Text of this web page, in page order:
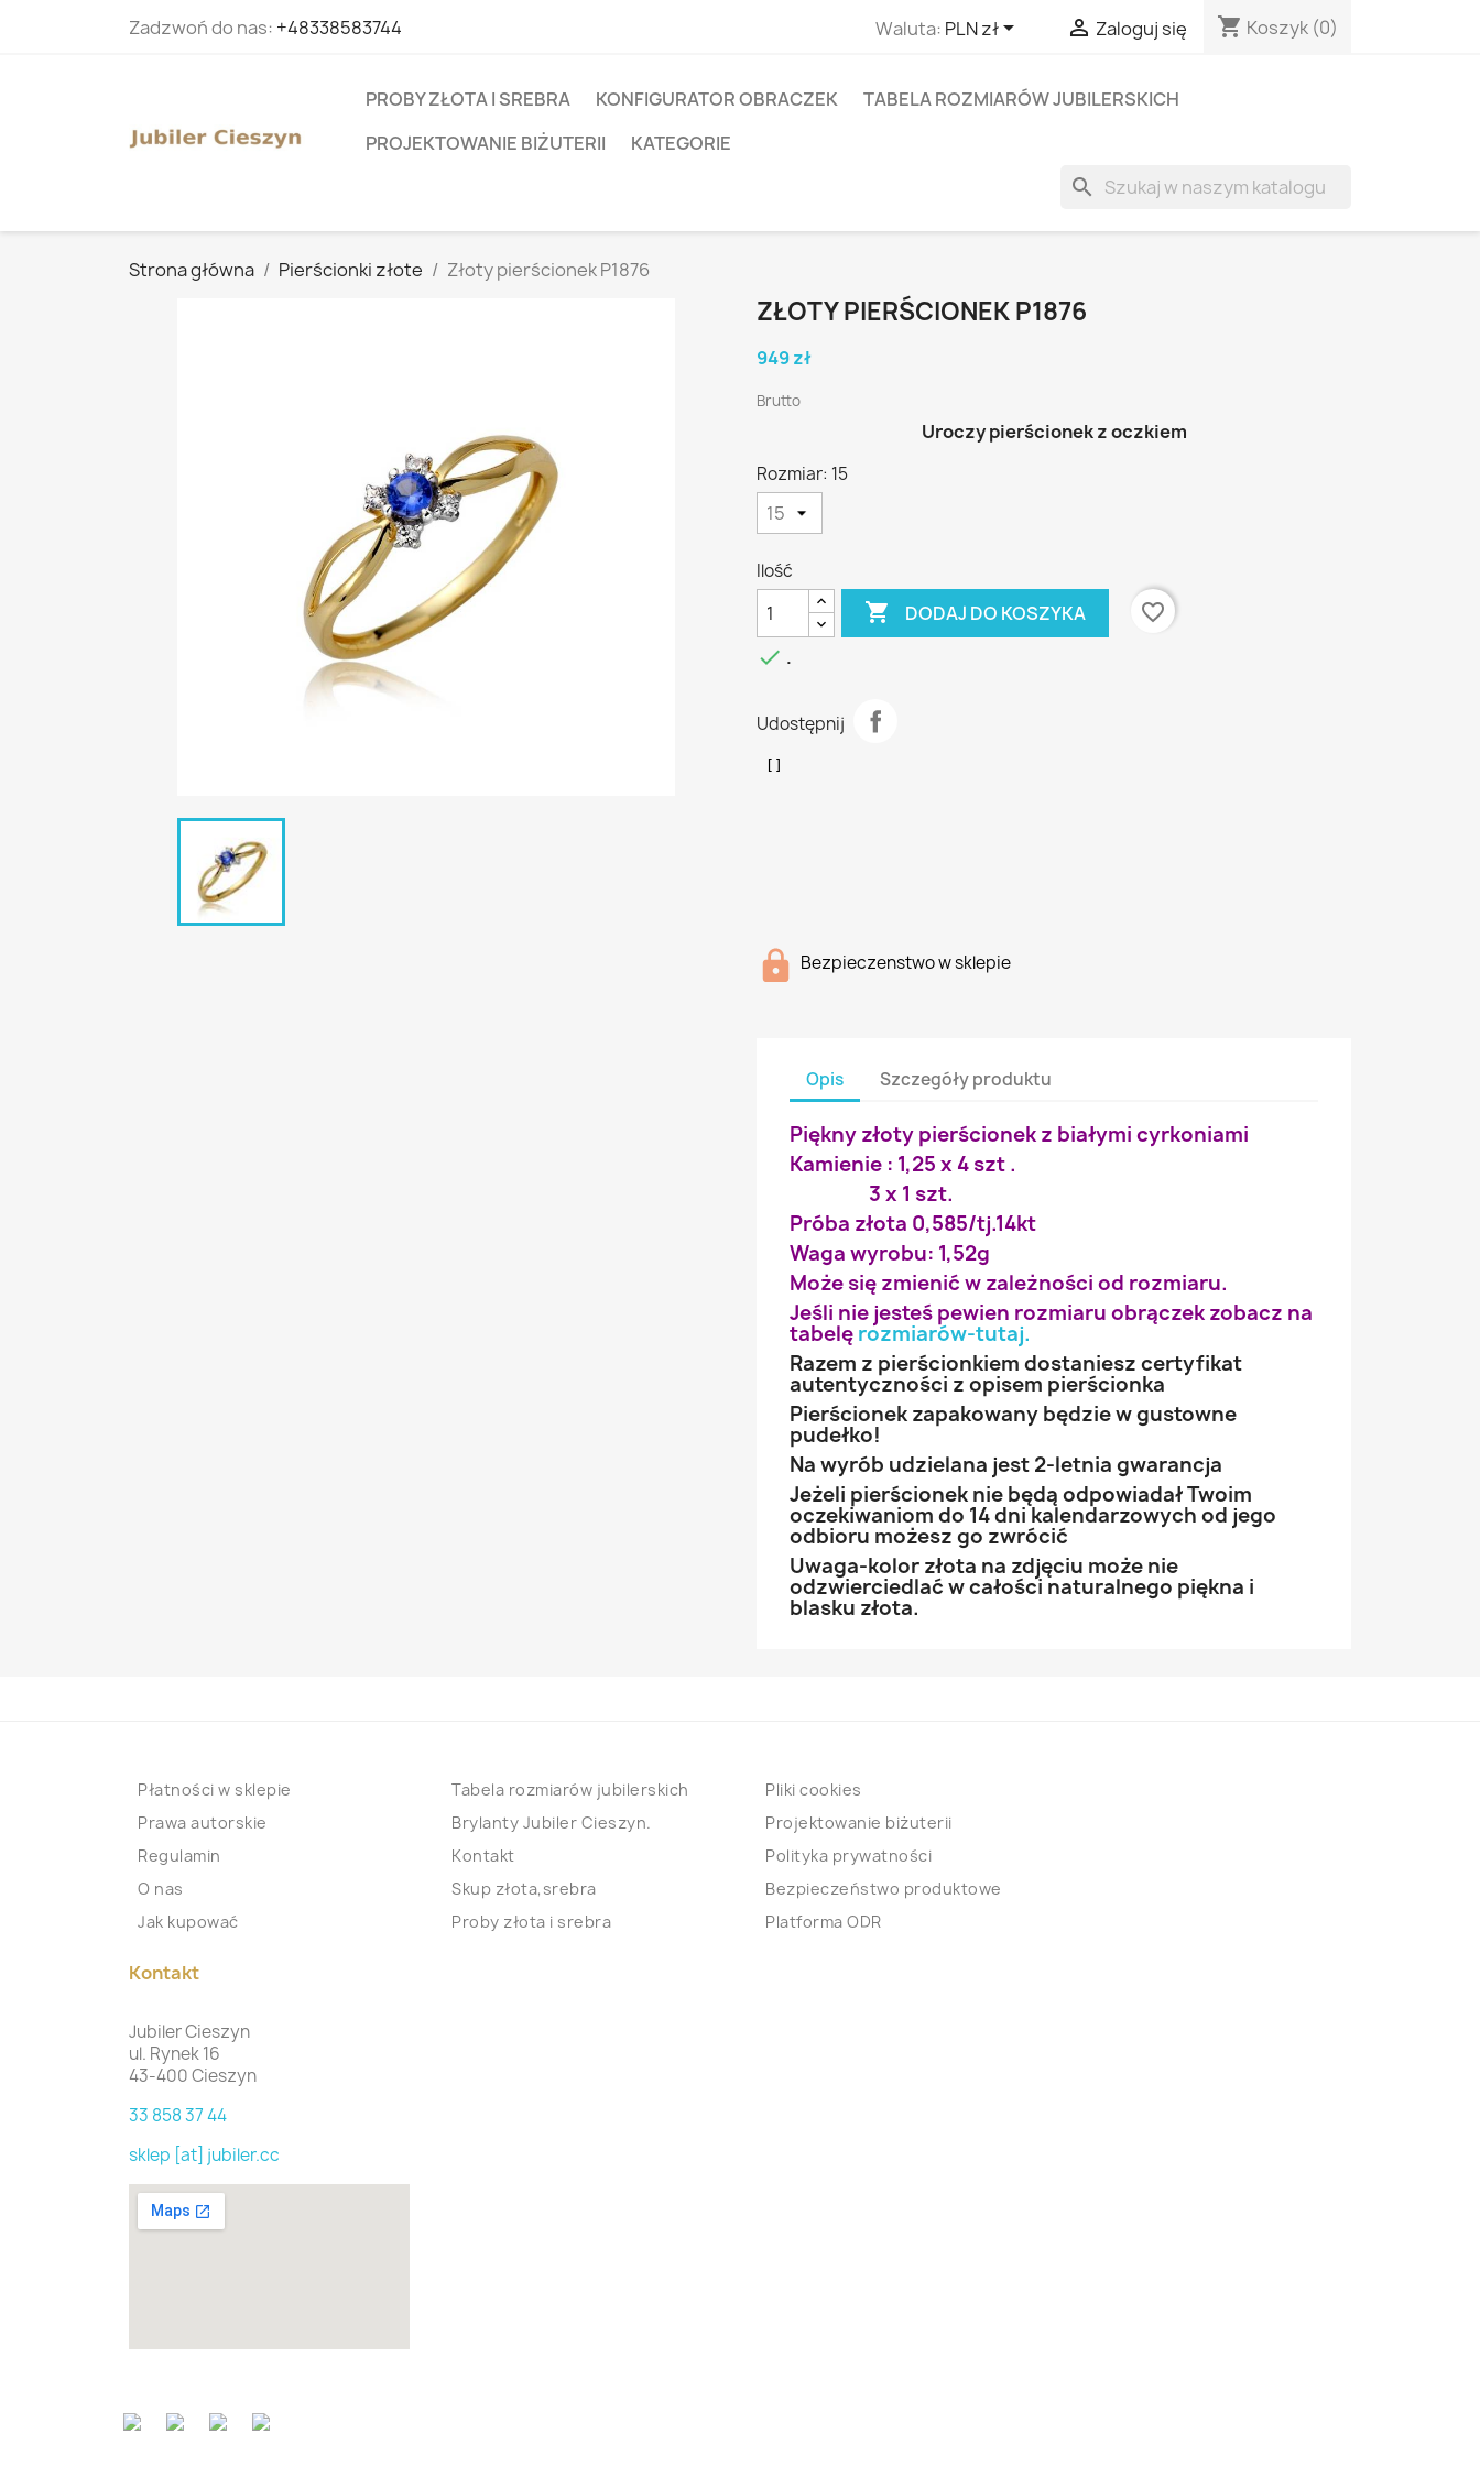
Zadzwoń do nas: +48338583744 Waluta: PLN zł  Zaloguj się shopping_cart Koszyk (0)
PROBY ZŁOTA I SREBRA KONFIGURATOR OBRACZEK
TABELA ROZMIARÓW JUBILERSKICH
PROJEKTOWANIE BIŻUTERII
KATEGORIE
search
Strona główna Pierścionki złote Złoty pierścionek P1876
ZŁOTY PIERŚCIONEK P1876
949 zł
Brutto
Uroczy pierścionek z oczkiem
Rozmiar: 15
Ilość
 DODAJ DO KOSZYKA
favorite_border
 .
Udostępnij
Bezpieczenstwo w sklepie
Opis Szczegóły produktu
Piękny złoty pierścionek z białymi cyrkoniami
Kamienie : 1,25 x 4 szt .
3 x 1 szt.
Próba złota 0,585/tj.14kt
Waga wyrobu: 1,52g
Może się zmienić w zależności od rozmiaru.
Jeśli nie jesteś pewien rozmiaru obrączek zobacz na
tabelę rozmiarów-tutaj.
Razem z pierścionkiem dostaniesz certyfikat
autentyczności z opisem pierścionka
Pierścionek zapakowany będzie w gustowne
pudełko!
Na wyrób udzielana jest 2-letnia gwarancja
Jeżeli pierścionek nie będą odpowiadał Twoim
oczekiwaniom do 14 dni kalendarzowych od jego
odbioru możesz go zwrócić
Uwaga-kolor złota na zdjęciu może nie
odzwierciedlać w całości naturalnego piękna i
blasku złota.
Płatności w sklepie
Prawa autorskie
Regulamin
O nas
Jak kupować
Tabela rozmiarów jubilerskich
Brylanty Jubiler Cieszyn.
Kontakt
Skup złota,srebra
Proby złota i srebra
Pliki cookies
Projektowanie biżuterii
Polityka prywatności
Bezpieczeństwo produktowe
Platforma ODR
Kontakt
Jubiler Cieszyn
ul. Rynek 16
43-400 Cieszyn
33 858 37 44
sklep [at] jubiler.cc